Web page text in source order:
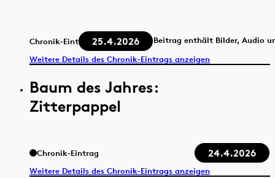
Chronik-Eintrag 25.4.2026
Beitrag enthält Bilder, Audio
Weitere Details des Chronik-Eintrags anzeigen
Baum des Jahres:
Zitterpappel
Chronik-Eintrag 24.4.2026
Weitere Details des Chronik-Eintrags anzeigen